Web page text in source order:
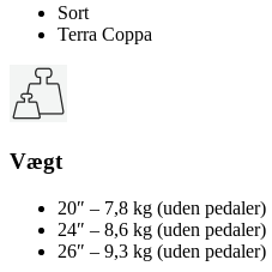
Sort
Terra Coppa
Vægt
20″ – 7,8 kg (uden pedaler)
24″ – 8,6 kg (uden pedaler)
26″ – 9,3 kg (uden pedaler)